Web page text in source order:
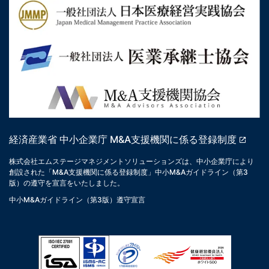
経済産業省 中小企業庁 M&A支援機関に係る登録制度
株式会社エムステージマネジメントソリューションズは、中小企業庁により
創設された「M&A支援機関に係る登録制度」中小M&Aガイドライン（第3
版）の遵守を宣言をいたしました。
中小M&Aガイドライン（第3版）遵守宣言